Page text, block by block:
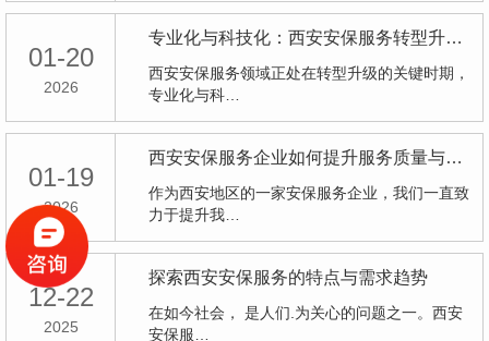
01-20
2026
专业化与科技化：西安安保服务转型升级探讨
西安安保服务领域正处在转型升级的关键时期，
专业化与科…
01-19
2026
西安安保服务企业如何提升服务质量与竞争力
作为西安地区的一家安保服务企业，我们一直致
力于提升我…
12-22
2025
探索西安安保服务的特点与需求趋势
在如今社会， 是人们.为关心的问题之一。西安
安保服…